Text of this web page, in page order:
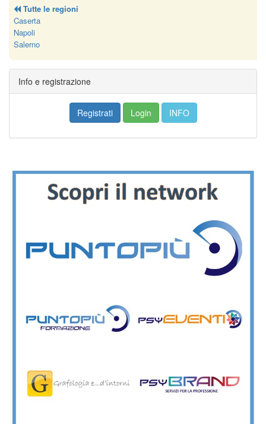
Tutte le regioni
Caserta
Napoli
Salerno
Info e registrazione
Registrati Login INFO